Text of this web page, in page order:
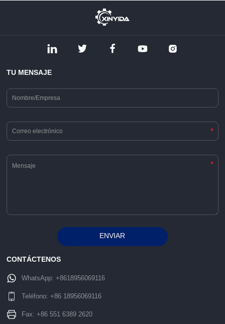
TU MENSAJE
*
*
ENVIAR
CONTÁCTENOS
WhatsApp:+8618956069116
Teléfono:+86 18956069116
Fax: +86 551 6389 2620